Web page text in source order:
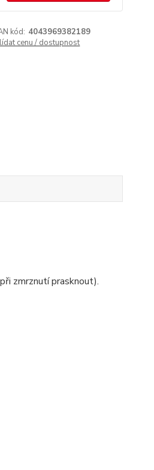
kód: 4043969382189
cenu / dostupnost
zmrznutí prasknout).